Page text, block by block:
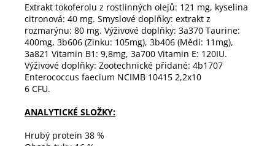
Extrakt tokoferolu z rostlinných olejů: 121 mg, kyselina
citronová: 40 mg. Smyslové doplňky: extrakt z
rozmarýnu: 80 mg. Výživové doplňky: 3a370 Taurine:
400mg, 3b606 (Zinku: 105mg), 3b406 (Mědi: 11mg),
3a821 Vitamin B1: 9,8mg, 3a700 Vitamin E: 120IU.
Výživové doplňky: Zootechnické přidané: 4b1707
Enterococcus faecium NCIMB 10415 2,2x10
6 CFU.
ANALYTICKÉ SLOŽKY:
Hrubý protein 38 %